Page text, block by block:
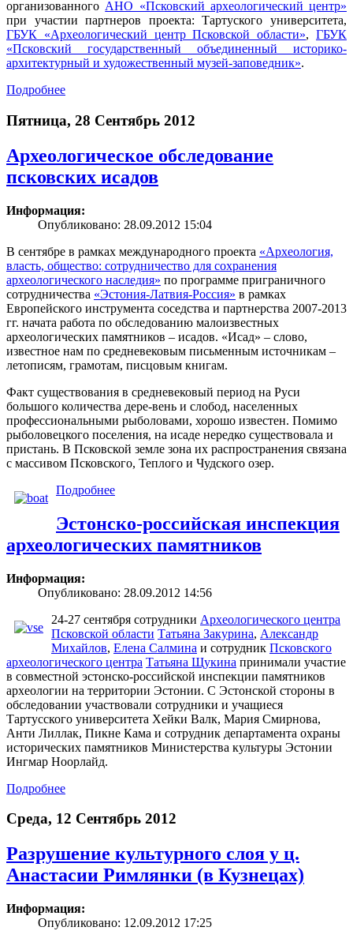
организованного АНО «Псковский археологический центр»
при участии партнеров проекта: Тартуского университета,
ГБУК «Археологический центр Псковской области»,ГБУК
«Псковский государственный объединенный историко-
архитектурный и художественный музей-заповедник».
Подробнее
Пятница, 28 Сентябрь 2012
Археологическое обследование
псковских исадов
Информация:
Опубликовано: 28.09.2012 15:04
В сентябре в рамках международного проекта «Археология,
власть, общество: сотрудничество для сохранения
археологического наследия» по программе приграничного
сотрудничества «Эстония-Латвия-Россия» в рамках
Европейского инструмента соседства и партнерства 2007-2013
гг. начата работа по обследованию малоизвестных
археологических памятников – исадов. «Исад» – слово,
известное нам по средневековым письменным источникам –
летописям, грамотам, писцовым книгам.
Факт существования в средневековый период на Руси
большого количества дере-вень и слобод, населенных
профессиональными рыболовами, хорошо известен. Помимо
рыболовецкого поселения, на исаде нередко существовала и
пристань. В Псковской земле зона их распространения связана
с массивом Псковского, Теплого и Чудского озер.
Подробнее
Эстонско-российская инспекция
археологических памятников
Информация:
Опубликовано: 28.09.2012 14:56
24-27 сентября сотрудники Археологического центра
Псковской области Татьяна Закурина, Александр
Михайлов, Елена Салмина и сотрудник Псковского
археологического центра Татьяна Щукина принимали участие
в совместной эстонско-российской инспекции памятников
археологии на территории Эстонии. С Эстонской стороны в
обследовании участвовали сотрудники и учащиеся
Тартусского университета Хейки Валк, Мария Смирнова,
Анти Лиллак, Пикне Кама и сотрудник департамента охраны
исторических памятников Министерства культуры Эстонии
Ингмар Ноорлайд.
Подробнее
Среда, 12 Сентябрь 2012
Разрушение культурного слоя у ц.
Анастасии Римлянки (в Кузнецах)
Информация:
Опубликовано: 12.09.2012 17:25